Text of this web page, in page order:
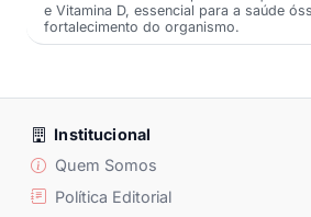
e Vitamina D, essencial para a saúde
fortalecimento do organismo.
Institucional
Quem Somos
Política Editorial